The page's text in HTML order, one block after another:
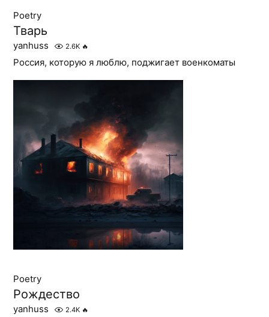
Poetry
Тварь
yanhuss 2.6K 🔥
Россия, которую я люблю, поджигает военкоматы
Poetry
Рождество
yanhuss 2.4K 🔥